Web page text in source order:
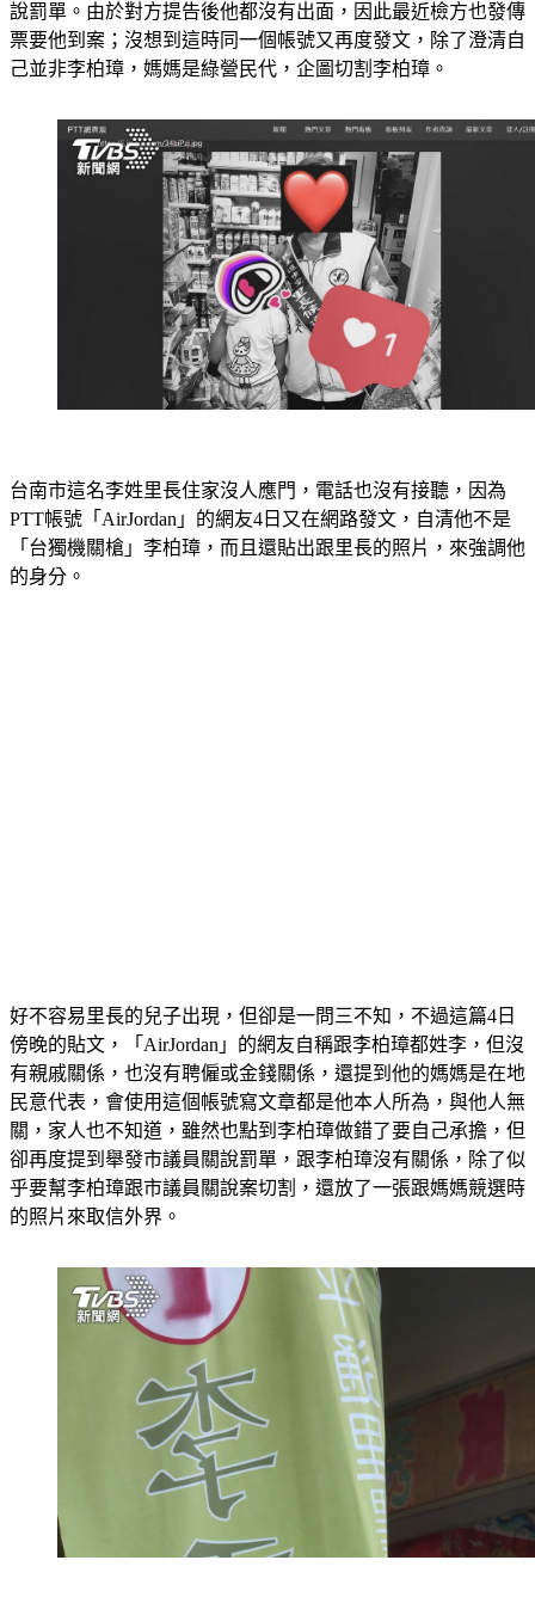
說罰單。由於對方提告後他都沒有出面，因此最近檢方也發傳
票要他到案；沒想到這時同一個帳號又再度發文，除了澄清自
己並非李柏璋，媽媽是綠營民代，企圖切割李柏璋。
台南市這名李姓里長住家沒人應門，電話也沒有接聽，因為
PTT帳號「AirJordan」的網友4日又在網路發文，自清他不是
「台獨機關槍」李柏璋，而且還貼出跟里長的照片，來強調他
的身分。
好不容易里長的兒子出現，但卻是一問三不知，不過這篇4日
傍晚的貼文，「AirJordan」的網友自稱跟李柏璋都姓李，但沒
有親戚關係，也沒有聘僱或金錢關係，還提到他的媽媽是在地
民意代表，會使用這個帳號寫文章都是他本人所為，與他人無
關，家人也不知道，雖然也點到李柏璋做錯了要自己承擔，但
卻再度提到舉發市議員關說罰單，跟李柏璋沒有關係，除了似
乎要幫李柏璋跟市議員關說案切割，還放了一張跟媽媽競選時
的照片來取信外界。